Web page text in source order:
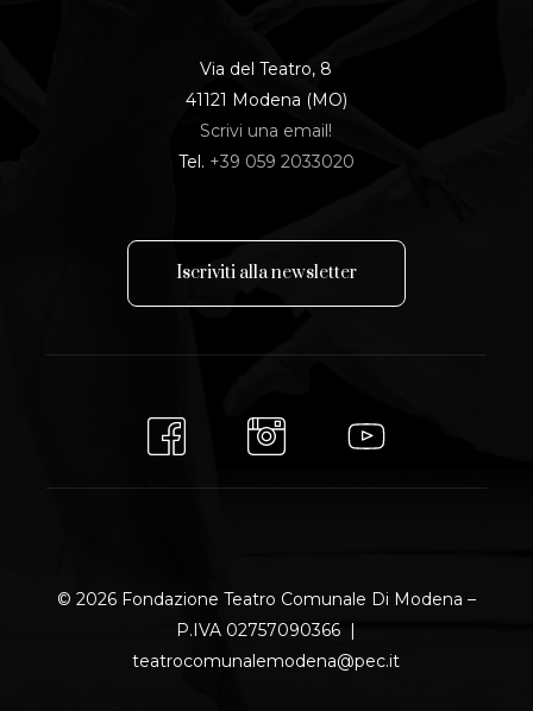
Via del Teatro, 8
41121 Modena (MO)
Scrivi una email!
Tel. +39 059 2033020
Iscriviti allanewsletter
© 2026 Fondazione Teatro Comunale Di Modena –
P.IVA 02757090366 |
teatrocomunalemodena@pec.it